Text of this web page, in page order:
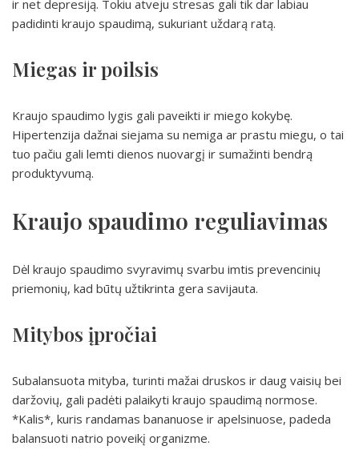
ir net depresiją. Tokiu atveju stresas gali tik dar labiau
padidinti kraujo spaudimą, sukuriant uždarą ratą.
Miegas ir poilsis
Kraujo spaudimo lygis gali paveikti ir miego kokybę.
Hipertenzija dažnai siejama su nemiga ar prastu miegu, o tai
tuo pačiu gali lemti dienos nuovargį ir sumažinti bendrą
produktyvumą.
Kraujo spaudimo reguliavimas
Dėl kraujo spaudimo svyravimų svarbu imtis prevencinių
priemonių, kad būtų užtikrinta gera savijauta.
Mitybos įpročiai
Subalansuota mityba, turinti mažai druskos ir daug vaisių bei
daržovių, gali padėti palaikyti kraujo spaudimą normose.
*Kalis*, kuris randamas bananuose ir apelsinuose, padeda
balansuoti natrio poveikį organizme.